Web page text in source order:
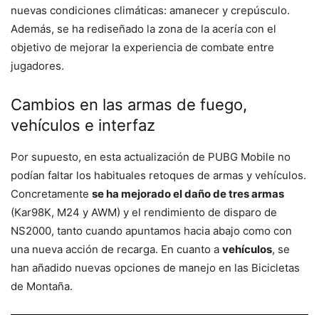
nuevas condiciones climáticas: amanecer y crepúsculo.
Además, se ha rediseñado la zona de la acería con el
objetivo de mejorar la experiencia de combate entre
jugadores.
Cambios en las armas de fuego,
vehículos e interfaz
Por supuesto, en esta actualización de PUBG Mobile no
podían faltar los habituales retoques de armas y vehículos.
Concretamente se ha mejorado el daño de tres armas
(Kar98K, M24 y AWM) y el rendimiento de disparo de
NS2000, tanto cuando apuntamos hacia abajo como con
una nueva acción de recarga. En cuanto a vehículos, se
han añadido nuevas opciones de manejo en las Bicicletas
de Montaña.